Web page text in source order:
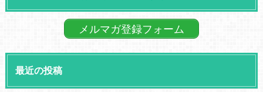
メルマガ登録フォーム
最近の投稿